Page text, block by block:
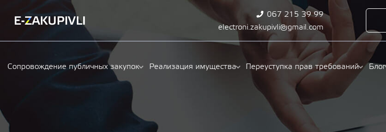
067 215 39 99
electroni.zakupivli@gmail.com
Сопровождение публичных закупок Реализация имущества Переуступка прав требований Блог